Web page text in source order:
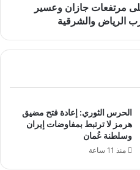
مرتفعات جازان وعسير
الرياض والشرقية
الحرس الثوري: إعادة فتح مضيق
هرمز لا ترتبط بمفاوضات إيران
وسلطنة عُمان
منذ 11 ساعة